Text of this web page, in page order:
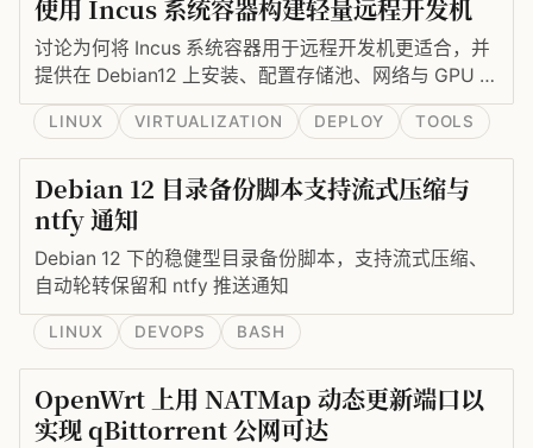
使用 Incus 系统容器构建轻量远程开发机
讨论为何将 Incus 系统容器用于远程开发机更适合，并
提供在 Debian12 上安装、配置存储池、网络与 GPU 支
持的实操命令。
LINUX VIRTUALIZATION DEPLOY TOOLS
Debian 12 目录备份脚本支持流式压缩与
ntfy 通知
Debian 12 下的稳健型目录备份脚本，支持流式压缩、
自动轮转保留和 ntfy 推送通知
LINUX DEVOPS BASH
OpenWrt 上用 NATMap 动态更新端口以
实现 qBittorrent 公网可达